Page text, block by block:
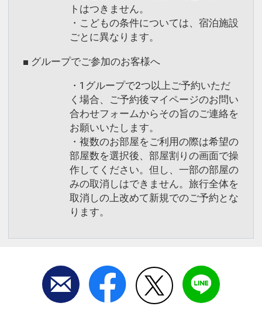
トはつきません。
・こどもの条件については、宿泊施設
ごとに異なります。
■ グループでご参加のお客様へ
・1グループで2つ以上ご予約いただ
く場合、ご予約後マイページのお問い
合わせフォームからその旨のご連絡を
お願いいたします。
・複数のお部屋をご利用の際は希望の
部屋数を選択後、部屋割りの画面で操
作してください。但し、一部の部屋の
みの取消しはできません。旅行全体を
取消しの上改めて新規でのご予約とな
ります。